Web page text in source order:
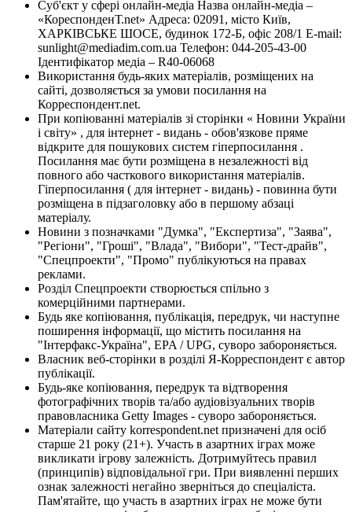
Суб'єкт у сфері онлайн-медіа Назва онлайн-медіа –
«КореспонденТ.net» Адреса: 02091, місто Київ,
ХАРКІВСЬКЕ ШОСЕ, будинок 172-Б, офіс 208/1 E-mail:
sunlight@mediadim.com.ua Телефон: 044-205-43-00
Ідентифікатор медіа – R40-06068
Використання будь-яких матеріалів, розміщених на
сайті, дозволяється за умови посилання на
Корреспондент.net.
При копіюванні матеріалів зі сторінки « Новини України
і світу» , для інтернет - видань - обов'язкове пряме
відкрите для пошукових систем гіперпосилання .
Посилання має бути розміщена в незалежності від
повного або часткового використання матеріалів.
Гіперпосилання ( для інтернет - видань) - повинна бути
розміщена в підзаголовку або в першому абзаці
матеріалу.
Новини з позначками "Думка", "Експертиза", "Заява",
"Регіони", "Гроші", "Влада", "Вибори", "Тест-драйв",
"Спецпроекти", "Промо" публікуються на правах
реклами.
Розділ Спецпроекти створюється спільно з
комерційними партнерами.
Будь яке копіювання, публікація, передрук, чи наступне
поширення інформації, що містить посилання на
"Інтерфакс-Україна", EPA / UPG, суворо забороняється.
Власник веб-сторінки в розділі Я-Корреспондент є автор
публікації.
Будь-яке копіювання, передрук та відтворення
фотографічних творів та/або аудіовізуальних творів
правовласника Getty Images - суворо забороняється.
Матеріали сайту korrespondent.net призначені для осіб
старше 21 року (21+). Участь в азартних іграх може
викликати ігрову залежність. Дотримуйтесь правил
(принципів) відповідальної гри. При виявленні перших
ознак залежності негайно зверніться до спеціаліста.
Пам'ятайте, що участь в азартних іграх не може бути